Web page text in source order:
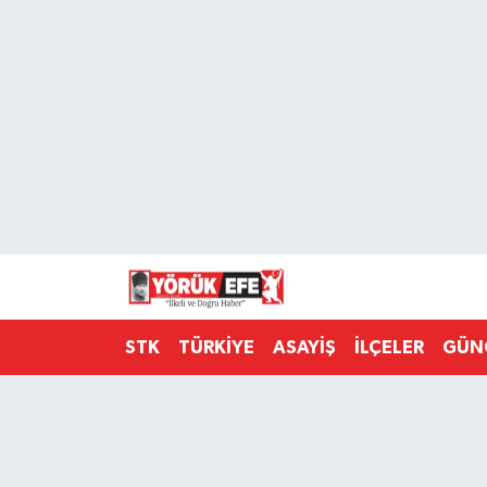
STK TÜRKİYE ASAYİŞ İLÇELER
Süper Lig Puan Durumu ve Fikstür
Tüm Manşetler